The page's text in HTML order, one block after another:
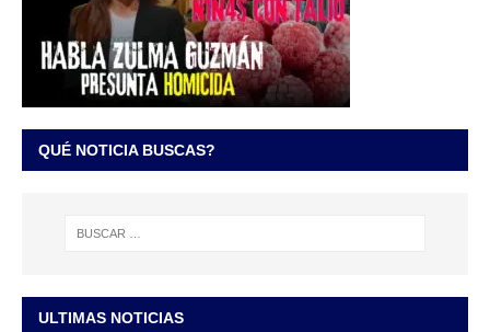
QUÉ NOTICIA BUSCAS?
ULTIMAS NOTICIAS